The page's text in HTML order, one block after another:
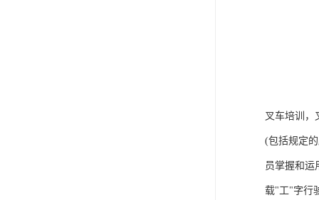
叉车培训，
(包括规定
员掌握和运
载"工"字行